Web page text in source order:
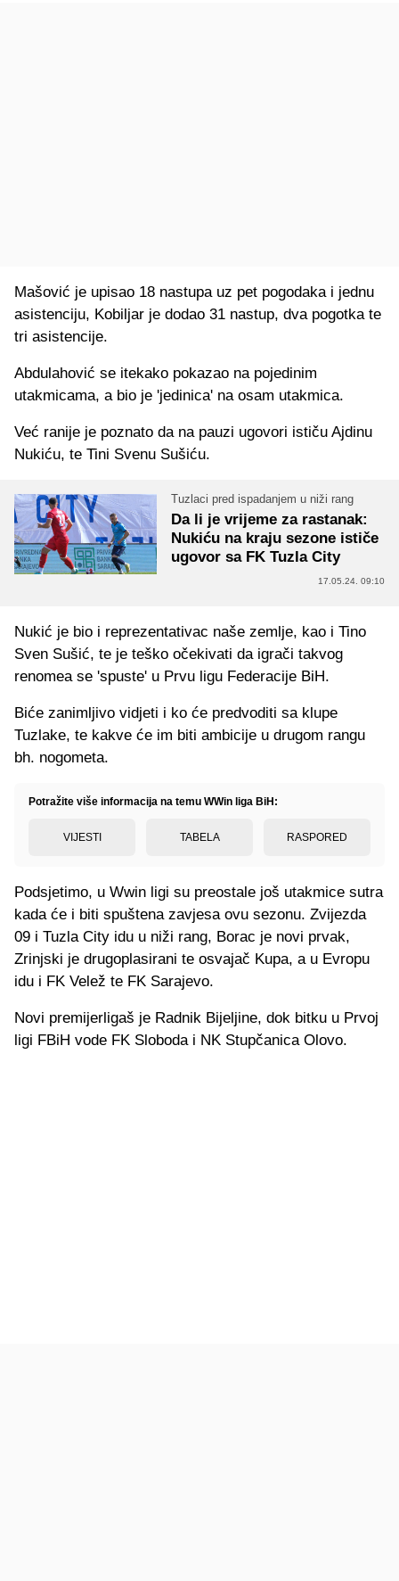
Mašović je upisao 18 nastupa uz pet pogodaka i jednu
asistenciju, Kobiljar je dodao 31 nastup, dva pogotka te
tri asistencije.
Abdulahović se itekako pokazao na pojedinim
utakmicama, a bio je 'jedinica' na osam utakmica.
Već ranije je poznato da na pauzi ugovori ističu Ajdinu
Nukiću, te Tini Svenu Sušiću.
Tuzlaci pred ispadanjem u niži rang
Da li je vrijeme za rastanak:
Nukiću na kraju sezone ističe
ugovor sa FK Tuzla City
17.05.24. 09:10
Nukić je bio i reprezentativac naše zemlje, kao i Tino
Sven Sušić, te je teško očekivati da igrači takvog
renomea se 'spuste' u Prvu ligu Federacije BiH.
Biće zanimljivo vidjeti i ko će predvoditi sa klupe
Tuzlake, te kakve će im biti ambicije u drugom rangu
bh. nogometa.
Potražite više informacija na temu WWin liga BiH:
VIJESTI TABELA RASPORED
Podsjetimo, u Wwin ligi su preostale još utakmice sutra
kada će i biti spuštena zavjesa ovu sezonu. Zvijezda
09 i Tuzla City idu u niži rang, Borac je novi prvak,
Zrinjski je drugoplasirani te osvajač Kupa, a u Evropu
idu i FK Velež te FK Sarajevo.
Novi premijerligaš je Radnik Bijeljine, dok bitku u Prvoj
ligi FBiH vode FK Sloboda i NK Stupčanica Olovo.